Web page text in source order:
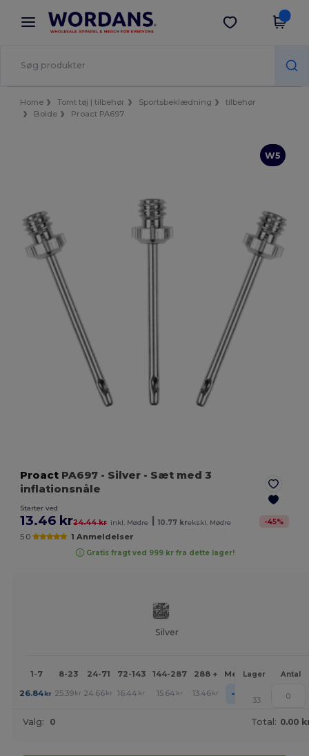
× Wordans-app
Bedre priser i appen!
Hent app
Home Tomt tøj | tilbehør Sportsbeklædning
tilbehør
Bolde
Proact PA697
W5
Proact PA697 - Silver - Sæt med 3
inflationsnåle
Starter ved
13.46 kr24.44 kr inkl. Mødre 10.77 krekskl. Mødre -45%
5.0 1 Anmeldelser
Gratis fragt ved 999 kr fra dette lager!
Silver
1-7 8-23 24-71 72-143 144-287 288 + MereLager Antal
26.84kr 25.39 kr 24.66 kr 16.44 kr 15.64 kr 13.46 kr + 33
Valg: 0 Total: 0.00